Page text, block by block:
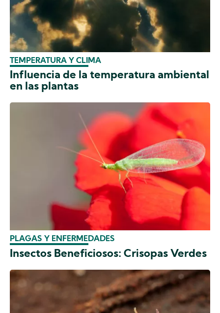
TEMPERATURA Y CLIMA
Influencia de la temperatura ambiental
en las plantas
PLAGAS Y ENFERMEDADES
Insectos Beneficiosos: Crisopas Verdes